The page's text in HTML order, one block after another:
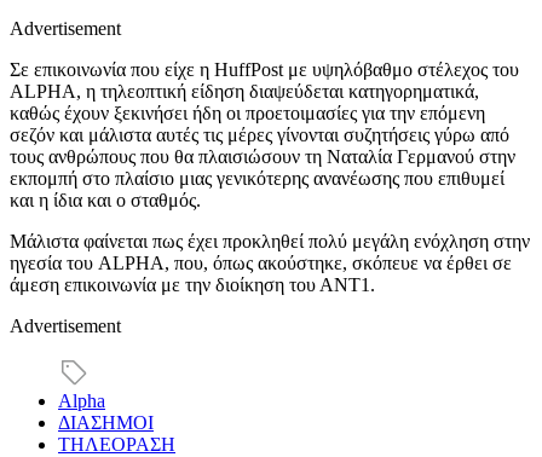
Advertisement
Σε επικοινωνία που είχε η HuffPost με υψηλόβαθμο στέλεχος του
ALPHA, η τηλεοπτική είδηση διαψεύδεται κατηγορηματικά,
καθώς έχουν ξεκινήσει ήδη οι προετοιμασίες για την επόμενη
σεζόν και μάλιστα αυτές τις μέρες γίνονται συζητήσεις γύρω από
τους ανθρώπους που θα πλαισιώσουν τη Ναταλία Γερμανού στην
εκπομπή στο πλαίσιο μιας γενικότερης ανανέωσης που επιθυμεί
και η ίδια και ο σταθμός.
Μάλιστα φαίνεται πως έχει προκληθεί πολύ μεγάλη ενόχληση στην
ηγεσία του ALPHA, που, όπως ακούστηκε, σκόπευε να έρθει σε
άμεση επικοινωνία με την διοίκηση του ΑΝΤ1.
Advertisement
Alpha
ΔΙΑΣΗΜΟΙ
ΤΗΛΕΟΡΑΣΗ